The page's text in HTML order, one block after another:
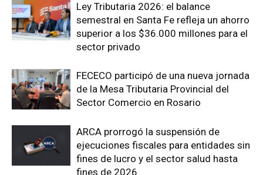
Ley Tributaria 2026: el balance
semestral en Santa Fe refleja un ahorro
superior a los $36.000 millones para el
sector privado
FECECO participó de una nueva jornada
de la Mesa Tributaria Provincial del
Sector Comercio en Rosario
ARCA prorrogó la suspensión de
ejecuciones fiscales para entidades sin
fines de lucro y el sector salud hasta
fines de 2026